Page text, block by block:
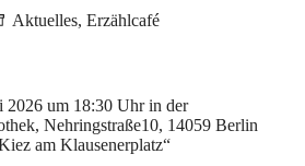
Aktuelles, Erzählcafé
2026 um 18:30 Uhr in der
Nehringstraße10, 14059 Berlin
am Klausenerplatz“